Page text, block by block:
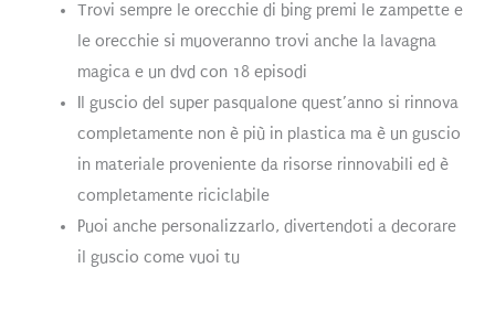
Trovi sempre le orecchie di bing premi le zampette e
le orecchie si muoveranno trovi anche la lavagna
magica e un dvd con 18 episodi
Il guscio del super pasqualone quest’anno si rinnova
completamente non è più in plastica ma è un guscio
in materiale proveniente da risorse rinnovabili ed è
completamente riciclabile
Puoi anche personalizzarlo, divertendoti a decorare
il guscio come vuoi tu